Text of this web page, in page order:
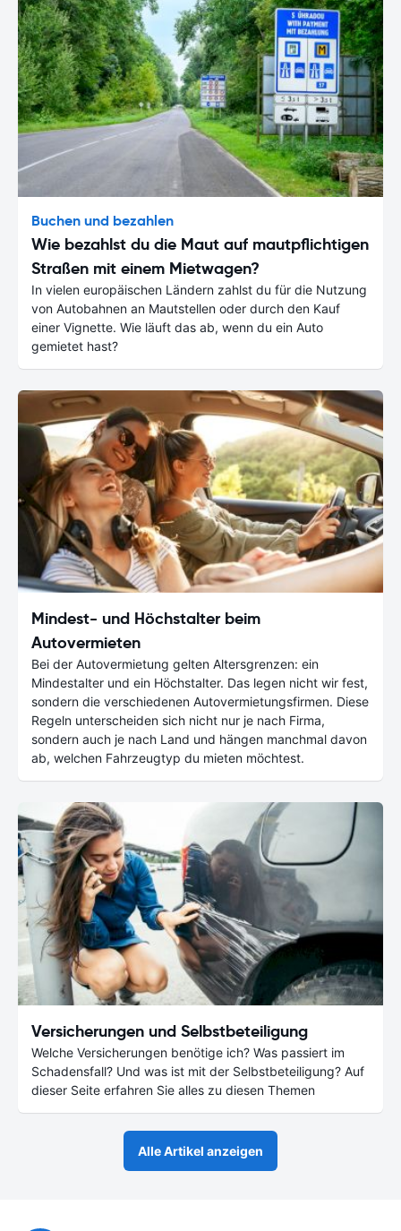
Buchen und bezahlen
Wie bezahlst du die Maut auf mautpflichtigen
Straßen mit einem Mietwagen?
In vielen europäischen Ländern zahlst du für die Nutzung
von Autobahnen an Mautstellen oder durch den Kauf
einer Vignette. Wie läuft das ab, wenn du ein Auto
gemietet hast?
Mindest- und Höchstalter beim
Autovermieten
Bei der Autovermietung gelten Altersgrenzen: ein
Mindestalter und ein Höchstalter. Das legen nicht wir fest,
sondern die verschiedenen Autovermietungsfirmen. Diese
Regeln unterscheiden sich nicht nur je nach Firma,
sondern auch je nach Land und hängen manchmal davon
ab, welchen Fahrzeugtyp du mieten möchtest.
Versicherungen und Selbstbeteiligung
Welche Versicherungen benötige ich? Was passiert im
Schadensfall? Und was ist mit der Selbstbeteiligung? Auf
dieser Seite erfahren Sie alles zu diesen Themen
Alle Artikel anzeigen